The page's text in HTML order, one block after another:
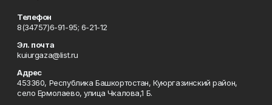
Телефон
8(34757)6-91-95; 6-21-12
Эл. почта
kuiurgaza@list.ru
Адрес
453360, Республика Башкортостан, Куюргазинский район,
село Ермолаево, улица Чкалова,1 Б.